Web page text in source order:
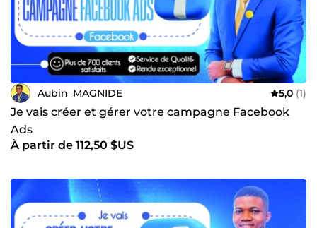
Aubin_MAGNIDE 5,0 (1)
Je vais créer et gérer votre campagne Facebook
Ads
À partir de 112,50 $US